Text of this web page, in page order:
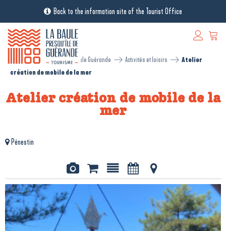
Back to the information site of the Tourist Office
[RESA - EN] Réservation La Baule Guérande Activités et loisirs
Atelier
création de mobile de la mer
Atelier création de mobile de la
mer
Pénestin